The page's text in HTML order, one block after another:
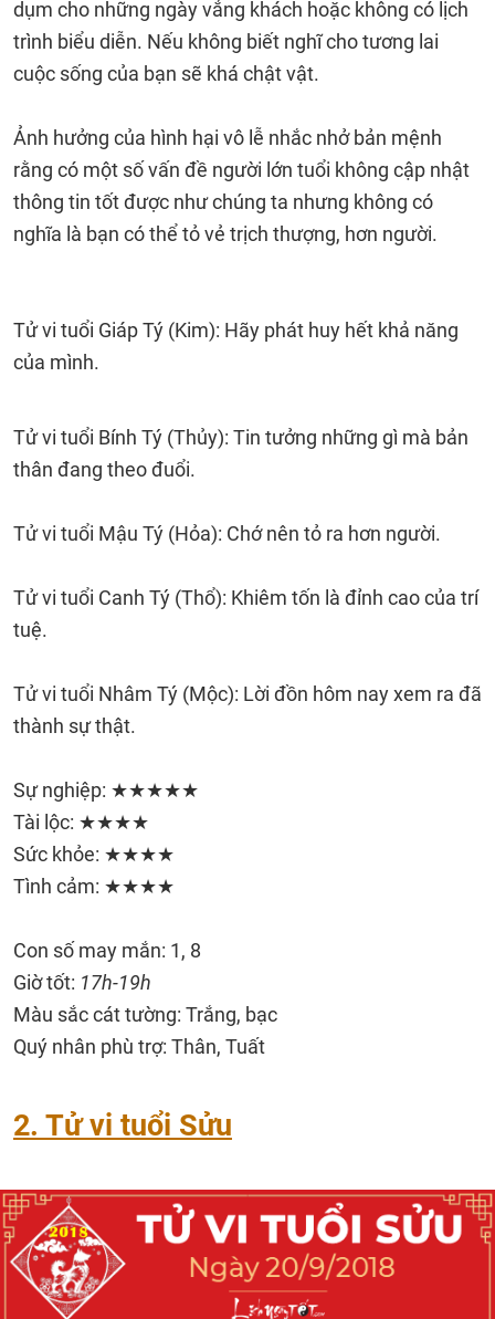
dụm cho những ngày vắng khách hoặc không có lịch
trình biểu diễn. Nếu không biết nghĩ cho tương lai
cuộc sống của bạn sẽ khá chật vật.
Ảnh hưởng của hình hại vô lễ nhắc nhở bản mệnh
rằng có một số vấn đề người lớn tuổi không cập nhật
thông tin tốt được như chúng ta nhưng không có
nghĩa là bạn có thể tỏ vẻ trịch thượng, hơn người.
Tử vi tuổi Giáp Tý (Kim): Hãy phát huy hết khả năng
của mình.
Tử vi tuổi Bính Tý (Thủy): Tin tưởng những gì mà bản
thân đang theo đuổi.
Tử vi tuổi Mậu Tý (Hỏa): Chớ nên tỏ ra hơn người.
Tử vi tuổi Canh Tý (Thổ): Khiêm tốn là đỉnh cao của trí
tuệ.
Tử vi tuổi Nhâm Tý (Mộc): Lời đồn hôm nay xem ra đã
thành sự thật.
Sự nghiệp: ★★★★★
Tài lộc: ★★★★
Sức khỏe: ★★★★
Tình cảm: ★★★★
Con số may mắn: 1, 8
Giờ tốt: 17h-19h
Màu sắc cát tường: Trắng, bạc
Quý nhân phù trợ: Thân, Tuất
2. Tử vi tuổi Sửu